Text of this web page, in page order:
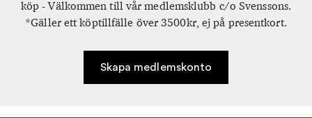
köp - Välkommen till vår medlemsklubb c/o Svenssons.
*Gäller ett köptillfälle över 3500kr, ej på presentkort.
Skapa medlemskonto